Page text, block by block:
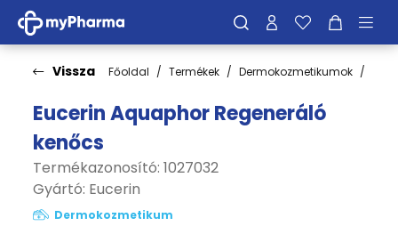
Vissza Főoldal Termékek Dermokozmetikumok
Eucerin Aquaphor Regeneráló
kenőcs
Termékazonosító: 1027032
Gyártó: Eucerin
Dermokozmetikum